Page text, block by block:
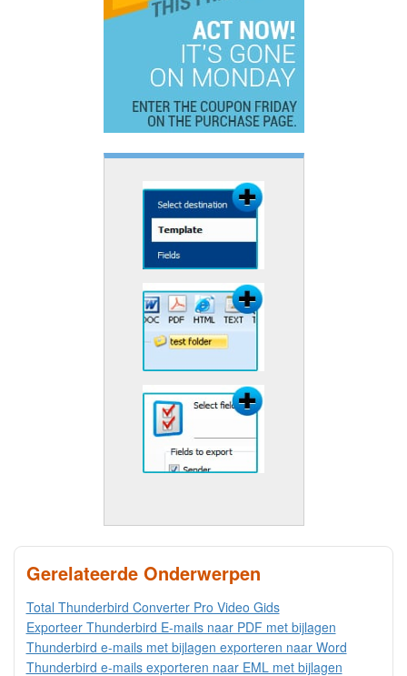
Gerelateerde Onderwerpen
Total Thunderbird Converter Pro Video Gids
Exporteer Thunderbird E-mails naar PDF met bijlagen
Thunderbird e-mails met bijlagen exporteren naar Word
Thunderbird e-mails exporteren naar EML met bijlagen